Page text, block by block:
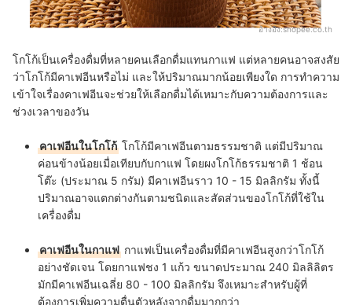
อ้างอิง:shopee.co.th
โกโก้เป็นเครื่องดื่มที่หลายคนเลือกดื่มแทนกาแฟ แต่หลายคนอาจสงสัย
ว่าโกโก้มีคาเฟอีนหรือไม่ และให้ปริมาณมากน้อยเพียงใด การทำความ
เข้าใจเรื่องคาเฟอีนจะช่วยให้เลือกดื่มได้เหมาะกับความต้องการและ
ช่วงเวลาของวัน
คาเฟอีนในโกโก้ โกโก้มีคาเฟอีนตามธรรมชาติ แต่มีปริมาณ
ค่อนข้างน้อยเมื่อเทียบกับกาแฟ โดยผงโกโก้ธรรมชาติ 1 ช้อน
โต๊ะ (ประมาณ 5 กรัม) มีคาเฟอีนราว 10 - 15 มิลลิกรัม ทั้งนี้
ปริมาณอาจแตกต่างกันตามชนิดและสัดส่วนของโกโก้ที่ใช้ใน
เครื่องดื่ม
คาเฟอีนในกาแฟ กาแฟเป็นเครื่องดื่มที่มีคาเฟอีนสูงกว่าโกโก้
อย่างชัดเจน โดยกาแฟชง 1 แก้ว ขนาดประมาณ 240 มิลลิลิตร
มักมีคาเฟอีนเฉลี่ย 80 - 100 มิลลิกรัม จึงเหมาะสำหรับผู้ที่
ต้องการเพิ่มความตื่นตัวหลังจากดื่มมากกว่า